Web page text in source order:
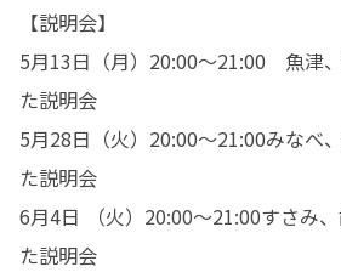
【説明会】
5月13日（月）20:00～21:00　魚津
た説明会
5月28日（火）20:00～21:00みなべ
た説明会
6月4日 （火）20:00～21:00すさみ
た説明会